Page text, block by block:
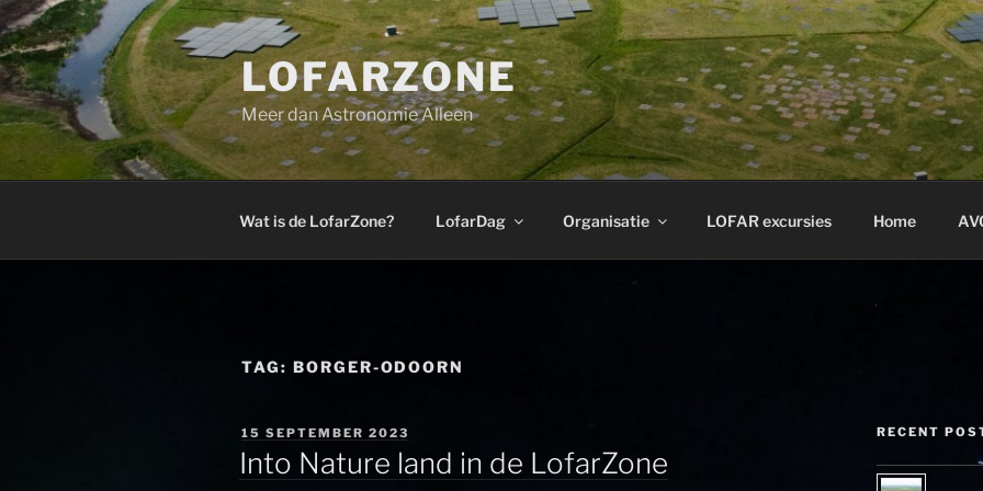
Ga
naar
de
inhoud
LOFARZONE
Meer dan Astronomie Alleen
Wat is de LofarZone? LofarDag Organisatie LOFAR excursies Home
TAG: BORGER-ODOORN
GEPLAATST
OP
15 SEPTEMBER 2023
Into Nature land in de LofarZone
RECENT